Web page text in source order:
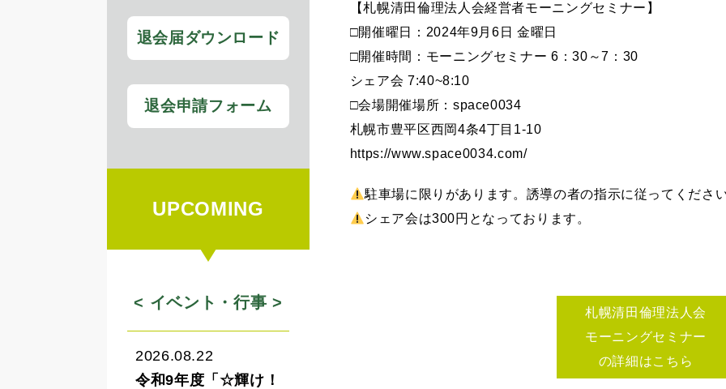
【札幌清田倫理法人会経営者モーニングセミナー】
□開催曜日：2024年9月6日 金曜日
□開催時間：モーニングセミナー 6：30～7：30
シェア会 7:40~8:10
□会場開催場所：space0034
札幌市豊平区西岡4条4丁目1-10
https://www.space0034.com/
駐車場に限りがあります。誘導の者の指示に従ってくださ
シェア会は300円となっております。
札幌清田倫理法人会
モーニングセミナー
の詳細はこちら
退会届ダウンロード
退会申請フォーム
UPCOMING
< イベント・行事 >
2026.08.22
令和9年度「☆輝け！